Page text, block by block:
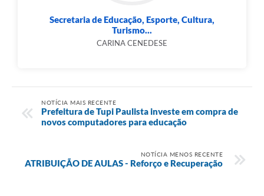
Secretaria de Educação, Esporte, Cultura,
Turismo...
CARINA CENEDESE
NOTÍCIA MAIS RECENTE
Prefeitura de Tupi Paulista investe em compra de
novos computadores para educação
NOTÍCIA MENOS RECENTE
ATRIBUIÇÃO DE AULAS - Reforço e Recuperação